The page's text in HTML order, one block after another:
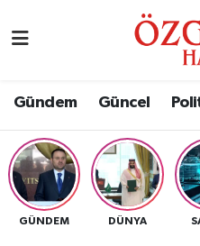
Gündem Güncel
GÜNDEM DÜNYA
Eğitim
Ekonomi
Nöbetçi Eczaneler
Namaz Vakitleri
Trafik Durumu